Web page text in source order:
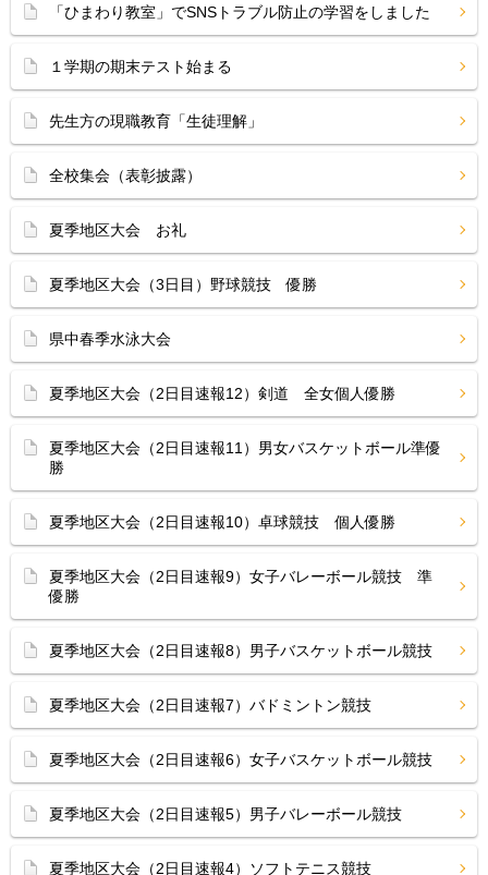
「ひまわり教室」でSNSトラブル防止の学習をしました
１学期の期末テスト始まる
先生方の現職教育「生徒理解」
全校集会（表彰披露）
夏季地区大会 お礼
夏季地区大会（3日目）野球競技 優勝
県中春季水泳大会
夏季地区大会（2日目速報12）剣道 全女個人優勝
夏季地区大会（2日目速報11）男女バスケットボール準優
勝
夏季地区大会（2日目速報10）卓球競技 個人優勝
夏季地区大会（2日目速報9）女子バレーボール競技 準
優勝
夏季地区大会（2日目速報8）男子バスケットボール競技
夏季地区大会（2日目速報7）バドミントン競技
夏季地区大会（2日目速報6）女子バスケットボール競技
夏季地区大会（2日目速報5）男子バレーボール競技
夏季地区大会（2日目速報4）ソフトテニス競技